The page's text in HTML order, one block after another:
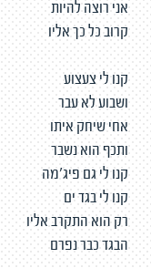
אני רוצה להיות
קרוב כל כך אליו
קנו לי צעצוע
ושבוע לא עבר
אחי שיחק איתו
ותכף הוא נשבר
קנו לי גם פיג'מה
קנו לי בגד ים
רק הוא התקרב אליו
הבגד כבר נפרם